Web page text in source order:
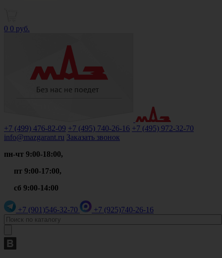
0 0 руб.
+7 (499) 476-82-09 +7 (495) 740-26-16 +7 (495) 972-32-70
info@mazgarant.ru Заказать звонок
пн-чт 9:00-18:00,
пт 9:00-17:00,
сб 9:00-14:00
+7 (901)546-32-70 +7 (925)740-26-16